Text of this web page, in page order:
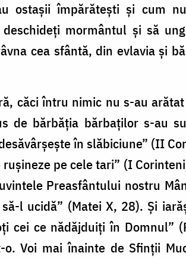
ostaşii împărăteşti şi cum
mormântul şi să
cea sfântă, din evlavia şi
căci întru nimic nu s-au
de bărbăţia bărbaţilor s-au
în slăbiciune” (II
pe cele tari” (I
Preasfântului nostru
l ucidă” (Matei X, 28). Şi
cei ce nădăjduiţi în Domnul”
Voi mai înainte de Sfinţii